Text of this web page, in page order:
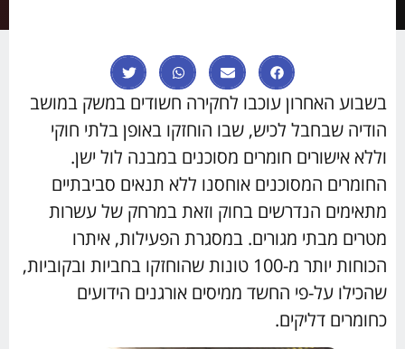
בשבוע האחרון עוכבו לחקירה חשודים במשק במושב
הודיה שבחבל לכיש, שבו הוחזקו באופן בלתי חוקי
וללא אישורים חומרים מסוכנים במבנה לול ישן.
החומרים המסוכנים אוחסנו ללא תנאים סביבתיים
מתאימים הנדרשים בחוק וזאת במרחק של עשרות
מטרים מבתי מגורים. במסגרת הפעילות, איתרו
הכוחות יותר מ-100 טונות שהוחזקו בחביות ובקוביות,
שהכילו על-פי החשד ממיסים אורגנים הידועים
כחומרים דליקים.